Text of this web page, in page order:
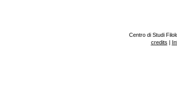
Centro di Studi
credits |